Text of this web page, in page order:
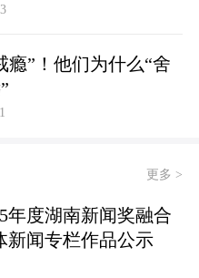
瘾”！他们为什么“舍
更多 >
年度湖南新闻奖融合
新闻专栏作品公示